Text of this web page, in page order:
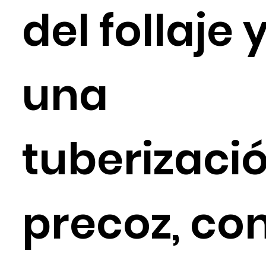
del follaje
una
precoz,